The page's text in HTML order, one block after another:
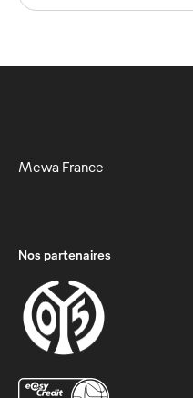
Mewa France
Nos partenaires